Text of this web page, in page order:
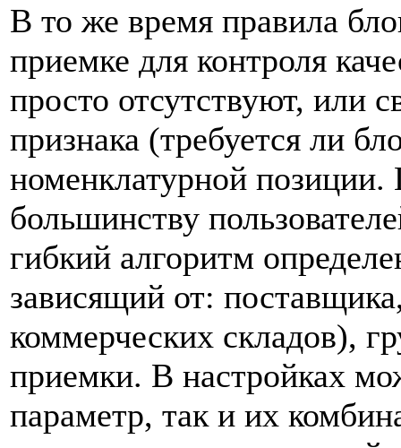
В то же время правила
приемке для контроля
просто отсутствуют, или
признака (требуется ли
номенклатурной позиции.
большинству
гибкий алгоритм
зависящий от:
коммерческих складов),
приемки. В настройках
параметр, так и их